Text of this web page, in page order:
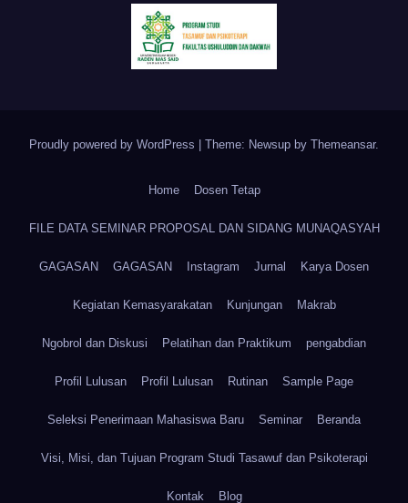
Proudly powered by WordPress Theme: Newsup by Themeansar.
Home Dosen Tetap
FILE DATA SEMINAR PROPOSAL DAN SIDANG MUNAQASYAH
GAGASAN GAGASAN Instagram Jurnal Karya Dosen
Kegiatan Kemasyarakatan Kunjungan Makrab
Ngobrol dan Diskusi Pelatihan dan Praktikum pengabdian
Profil Lulusan Profil Lulusan Rutinan Sample Page
Seleksi Penerimaan Mahasiswa Baru Seminar Beranda
Visi, Misi, dan Tujuan Program Studi Tasawuf dan Psikoterapi
Kontak Blog